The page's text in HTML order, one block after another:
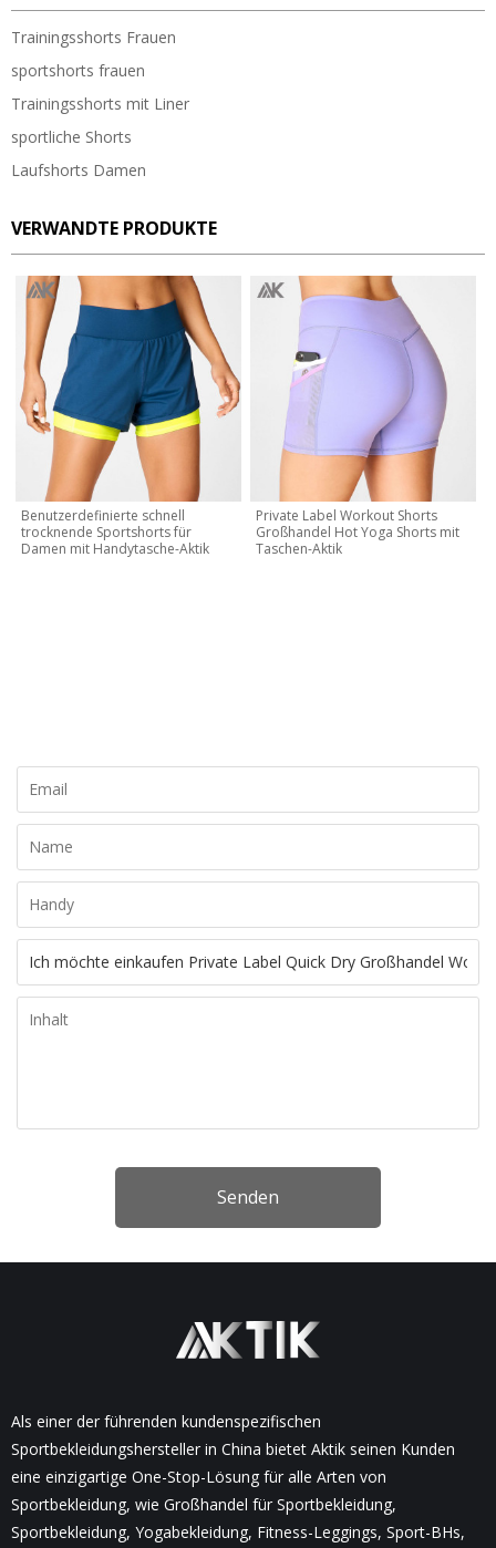
Trainingsshorts Frauen
sportshorts frauen
Trainingsshorts mit Liner
sportliche Shorts
Laufshorts Damen
VERWANDTE PRODUKTE
Benutzerdefinierte schnell
trocknende Sportshorts für
Damen mit Handytasche-Aktik
Private Label Workout Shorts
Großhandel Hot Yoga Shorts mit
Taschen-Aktik
Senden
Als einer der führenden kundenspezifischen
Sportbekleidungshersteller in China bietet Aktik seinen Kunden
eine einzigartige One-Stop-Lösung für alle Arten von
Sportbekleidung, wie Großhandel für Sportbekleidung,
Sportbekleidung, Yogabekleidung, Fitness-Leggings, Sport-BHs,